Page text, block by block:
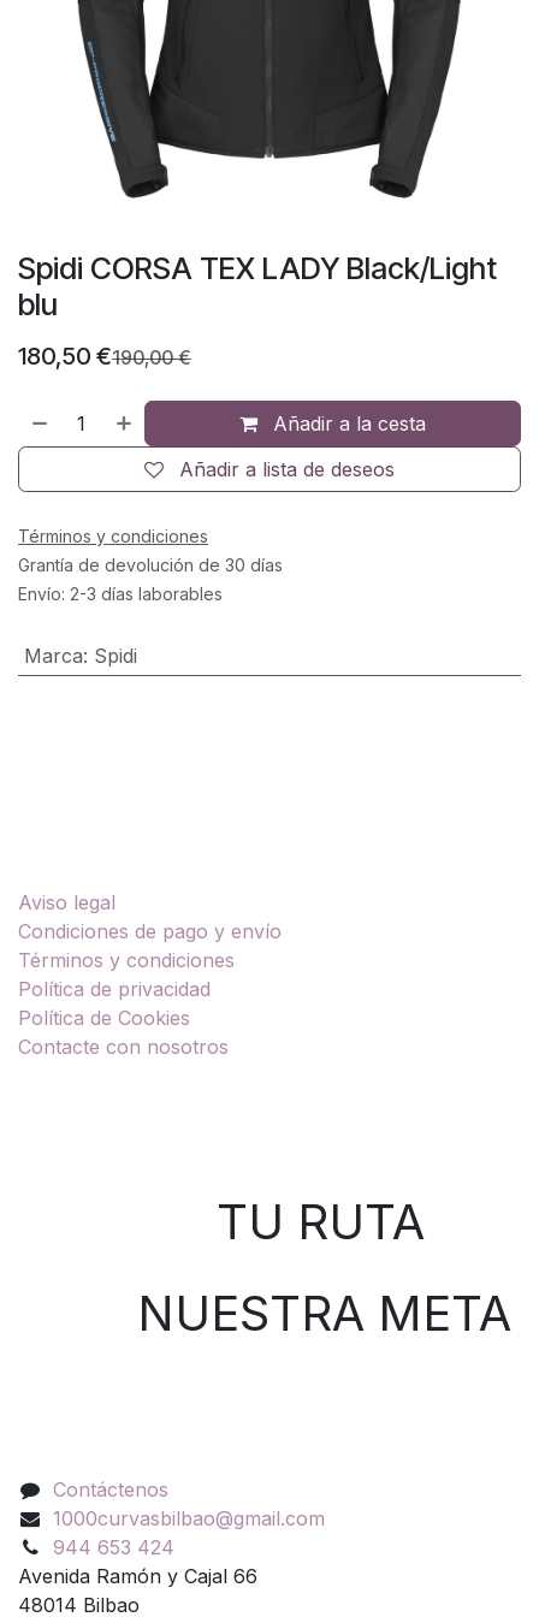
Spidi CORSA TEX LADY Black/Light
blu
180,50 €190,00€
Añadir a la cesta
Añadir a lista de deseos
Términos y condiciones
Grantía de devolución de 30 días
Envío: 2-3 días laborables
Marca: Spidi
Aviso legal
Condiciones de pago y envío
Términos y condiciones
Política de privacidad
Política de Cookies
Contacte con nosotros
TU RUTA
NUESTRA META
Contáctenos
1000curvasbilbao@gmail.com
944 653 424
Avenida Ramón y Cajal 66
48014 Bilbao